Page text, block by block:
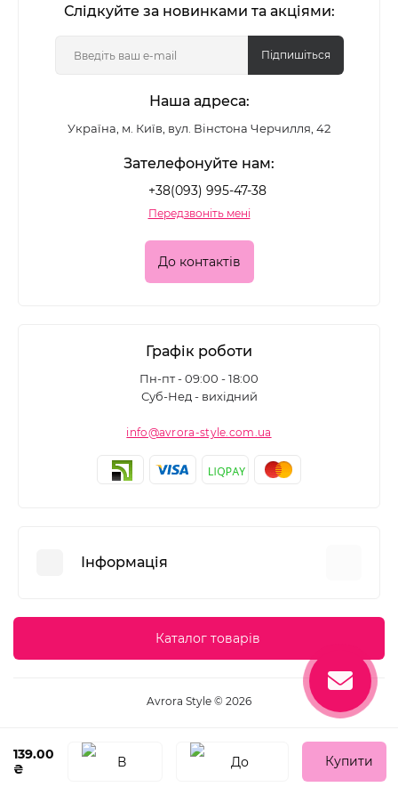
139.00
₴
Купити
Слідкуйте за новинками та акціями:
Підпишіться
Наша адреса:
Україна, м. Київ, вул. Вінстона Черчилля, 42
Зателефонуйте нам:
+38(093) 995-47-38
Передзвоніть мені
До контактів
Графік роботи
Пн-пт - 09:00 - 18:00
Суб-Нед - вихідний
info@avrora-style.com.ua
Інформація
Угода користувача
Повернення товару
Карта сайту
Каталог товарів
Avrora Style © 2026